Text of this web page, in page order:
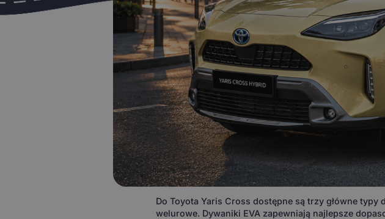
Do Toyota Yaris Cross dostępne są trzy główne
welurowe. Dywaniki EVA zapewniają najlepsze